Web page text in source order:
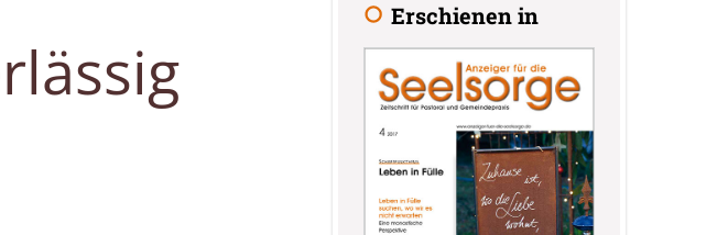
Erschienen in